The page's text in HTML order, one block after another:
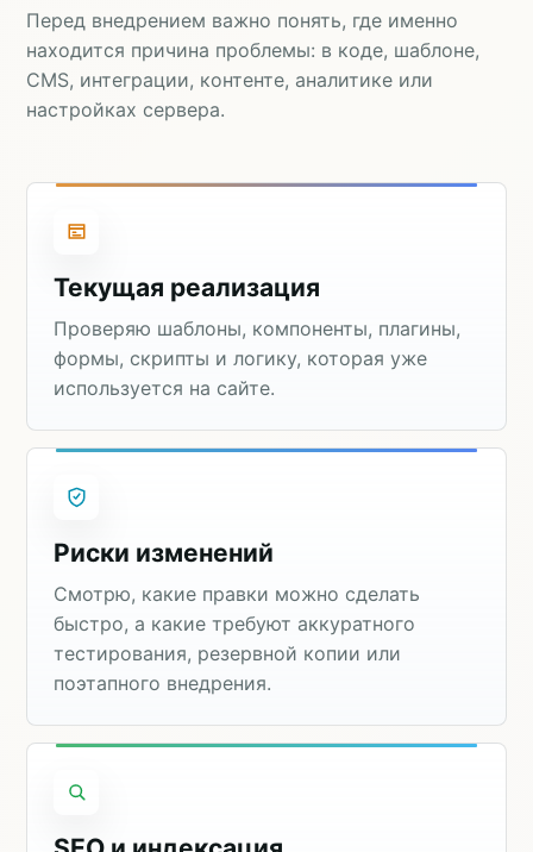
Перед внедрением важно понять, где именно
находится причина проблемы: в коде, шаблоне,
CMS, интеграции, контенте, аналитике или
настройках сервера.
Текущая реализация
Проверяю шаблоны, компоненты, плагины,
формы, скрипты и логику, которая уже
используется на сайте.
Риски изменений
Смотрю, какие правки можно сделать
быстро, а какие требуют аккуратного
тестирования, резервной копии или
поэтапного внедрения.